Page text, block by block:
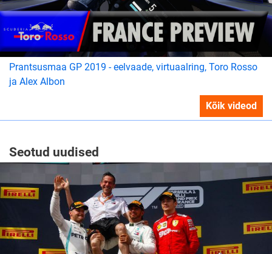
Prantsusmaa GP 2019 - eelvaade, virtuaalring, Toro Rosso
ja Alex Albon
Kõik videod
Seotud uudised